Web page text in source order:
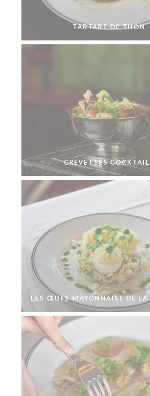
TARTARE DE THON
CREVETTES
LES ŒUFS MAYONNAISE DE LA